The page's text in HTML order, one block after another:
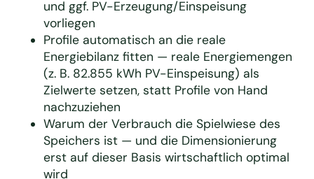
und ggf. PV-Erzeugung/Einspeisung
vorliegen
Profile automatisch an die reale
Energiebilanz fitten — reale Energiemengen
(z. B. 82.855 kWh PV-Einspeisung) als
Zielwerte setzen, statt Profile von Hand
nachzuziehen
Warum der Verbrauch die Spielwiese des
Speichers ist — und die Dimensionierung
erst auf dieser Basis wirtschaftlich optimal
wird